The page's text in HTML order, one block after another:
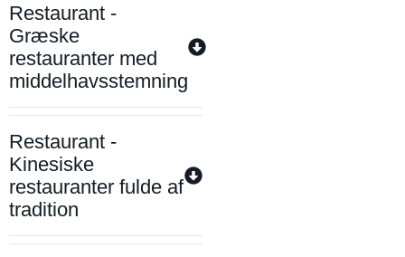
Restaurant -
Græske
restauranter med
middelhavsstemning
Restaurant -
Kinesiske
restauranter fulde af
tradition